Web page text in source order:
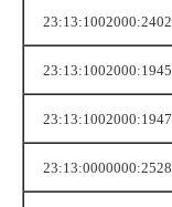
23:13:1002000:2402
23:13:1002000:1945
23:13:1002000:1947
23:13:0000000:2528